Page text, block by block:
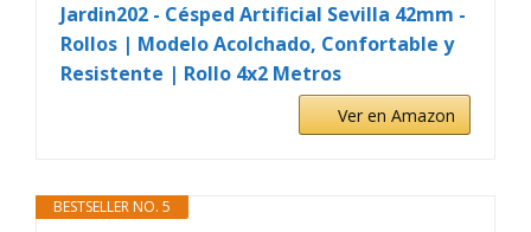
Jardin202 - Césped Artificial Sevilla 42mm -
Rollos | Modelo Acolchado, Confortable y
Resistente | Rollo 4x2 Metros
Ver en Amazon
BESTSELLER NO. 5